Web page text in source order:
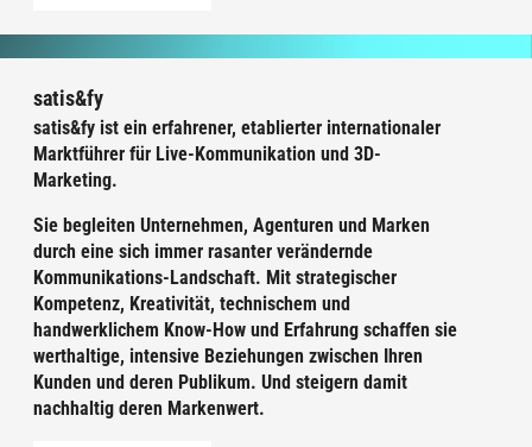
satis&fy
satis&fy ist ein erfahrener, etablierter internationaler
Marktführer für Live-Kommunikation und 3D-
Marketing.
Sie begleiten Unternehmen, Agenturen und Marken
durch eine sich immer rasanter verändernde
Kommunikations-Landschaft. Mit strategischer
Kompetenz, Kreativität, technischem und
handwerklichem Know-How und Erfahrung schaffen sie
werthaltige, intensive Beziehungen zwischen Ihren
Kunden und deren Publikum. Und steigern damit
nachhaltig deren Markenwert.